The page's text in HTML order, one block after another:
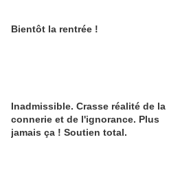
Bientôt la rentrée !
Inadmissible. Crasse réalité de la
connerie et de l'ignorance. Plus
jamais ça ! Soutien total.